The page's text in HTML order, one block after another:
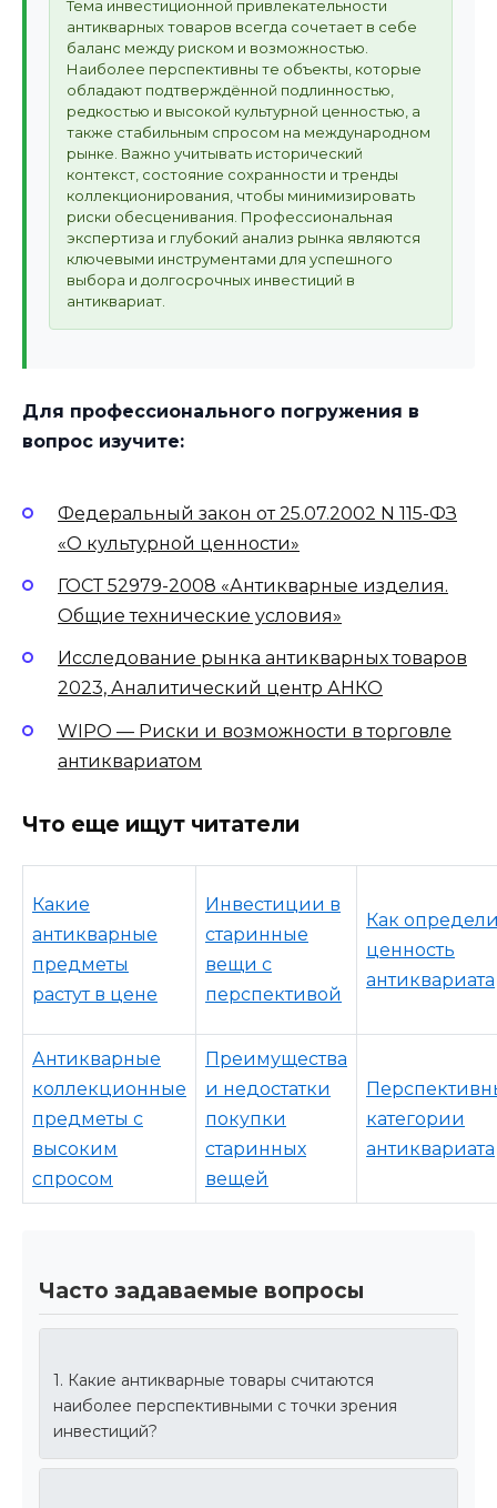
Тема инвестиционной привлекательности
антикварных товаров всегда сочетает в себе
баланс между риском и возможностью.
Наиболее перспективны те объекты, которые
обладают подтверждённой подлинностью,
редкостью и высокой культурной ценностью, а
также стабильным спросом на международном
рынке. Важно учитывать исторический
контекст, состояние сохранности и тренды
коллекционирования, чтобы минимизировать
риски обесценивания. Профессиональная
экспертиза и глубокий анализ рынка являются
ключевыми инструментами для успешного
выбора и долгосрочных инвестиций в
антиквариат.
Для профессионального погружения в
вопрос изучите:
Федеральный закон от 25.07.2002 N 115-ФЗ
«О культурной ценности»
ГОСТ 52979-2008 «Антикварные изделия.
Общие технические условия»
Исследование рынка антикварных товаров
2023, Аналитический центр АНКО
WIPO — Риски и возможности в торговле
антиквариатом
Что еще ищут читатели
Какие
антикварные
предметы
растут в цене
Инвестиции в
старинные
вещи с
перспективой
Как
ценность
антиквариата
Антикварные
коллекционные
предметы с
высоким
спросом
Преимущества
и недостатки
покупки
старинных
вещей
категории
антиквариата
Часто задаваемые вопросы
1. Какие антикварные товары считаются
наиболее перспективными с точки зрения
инвестиций?